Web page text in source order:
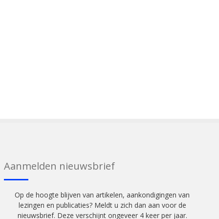
Aanmelden nieuwsbrief
Op de hoogte blijven van artikelen, aankondigingen van
lezingen en publicaties? Meldt u zich dan aan voor de
nieuwsbrief. Deze verschijnt ongeveer 4 keer per jaar.